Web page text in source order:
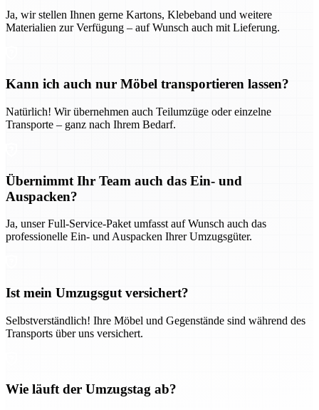
Ja, wir stellen Ihnen gerne Kartons, Klebeband und weitere
Materialien zur Verfügung – auf Wunsch auch mit Lieferung.
Kann ich auch nur Möbel transportieren lassen?
Natürlich! Wir übernehmen auch Teilumzüge oder einzelne
Transporte – ganz nach Ihrem Bedarf.
Übernimmt Ihr Team auch das Ein- und
Auspacken?
Ja, unser Full-Service-Paket umfasst auf Wunsch auch das
professionelle Ein- und Auspacken Ihrer Umzugsgüter.
Ist mein Umzugsgut versichert?
Selbstverständlich! Ihre Möbel und Gegenstände sind während des
Transports über uns versichert.
Wie läuft der Umzugstag ab?